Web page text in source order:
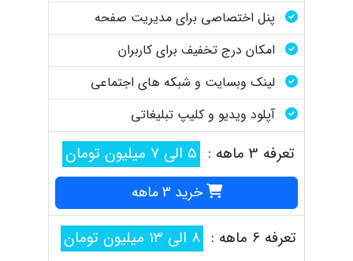
پنل اختصاصی برای مدیریت صفحه
امکان درج تخفیف برای کاربران
لینک وبسایت و شبکه های اجتماعی
آپلود ویدیو و کلیپ تبلیغاتی
تعرفه 3 ماهه : 5 الی 7 میلیون تومان
خرید 3 ماهه
تعرفه 6 ماهه : 8 الی 13 میلیون تومان